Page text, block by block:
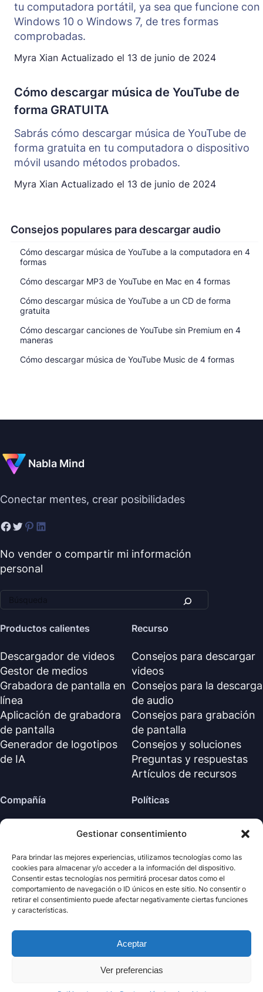
Gestionar consentimiento
Para brindar las mejores experiencias, utilizamos tecnologías como las
cookies para almacenar y/o acceder a la información del dispositivo.
Consentir estas tecnologías nos permitirá procesar datos como el
comportamiento de navegación o ID únicos en este sitio. No consentir o
retirar el consentimiento puede afectar negativamente ciertas funciones
y características.
Aceptar
Ver preferencias
Consejos populares para descargar audio
Cómo descargar música de YouTube a la computadora en 4
formas
Cómo descargar MP3 de YouTube en Mac en 4 formas
Cómo descargar música de YouTube a un CD de forma
gratuita
Cómo descargar canciones de YouTube sin Premium en 4
maneras
Cómo descargar música de YouTube Music de 4 formas
tu computadora portátil, ya sea que funcione con
Windows 10 o Windows 7, de tres formas
comprobadas.
Myra Xian Actualizado el 13 de junio de 2024
Cómo descargar música de YouTube de
forma GRATUITA
Sabrás cómo descargar música de YouTube de
forma gratuita en tu computadora o dispositivo
móvil usando métodos probados.
Myra Xian Actualizado el 13 de junio de 2024
Nabla Mind
Conectar mentes, crear posibilidades
No vender o compartir mi información
personal
Productos calientes
Descargador de videos
Gestor de medios
Grabadora de pantalla en
línea
Aplicación de grabadora
de pantalla
Generador de logotipos
de IA
Recurso
Consejos para descargar
videos
Consejos para la descarga
de audio
Consejos para grabación
de pantalla
Consejos y soluciones
Preguntas y respuestas
Artículos de recursos
Compañía
Sobre nosotros
Centro de soporte
Políticas
Política de reembolso
Acuerdo de licencia (EN)
Términos y condiciones
Desinstalar
Política de cookies
2026
Mind
· Todos los derechos
reservados.